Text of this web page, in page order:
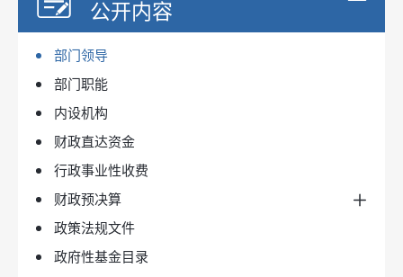
公开内容
部门领导
部门职能
内设机构
财政直达资金
行政事业性收费
财政预决算
2016年预算及三公经费
2016年决算及三公经费
政策法规文件
政府性基金目录